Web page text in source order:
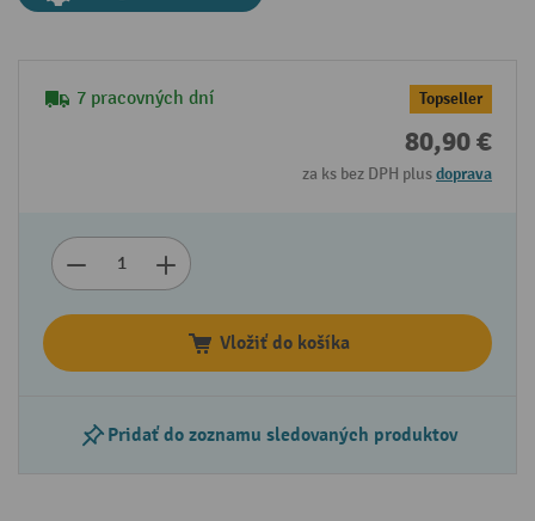
7 pracovných dní Topseller
80,90 €
za ks bez DPH plusdoprava
Vložiť do košíka
Pridať do zoznamu sledovaných produktov